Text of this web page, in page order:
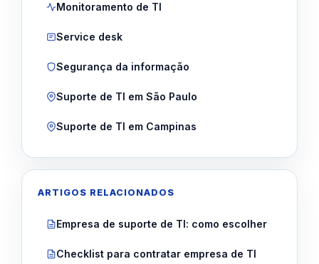
Monitoramento de TI
Service desk
Segurança da informação
Suporte de TI em São Paulo
Suporte de TI em Campinas
ARTIGOS RELACIONADOS
Empresa de suporte de TI: como escolher
Checklist para contratar empresa de TI